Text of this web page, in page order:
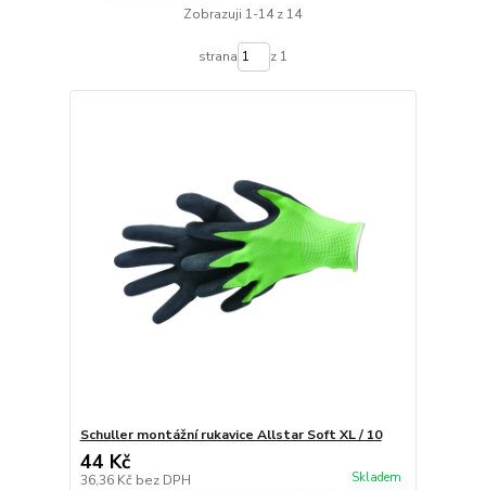
Zobrazuji 1-14 z 14
strana z 1
Schuller montážní rukavice Allstar Soft XL / 10
44 Kč
36,36 Kč bez DPH Skladem